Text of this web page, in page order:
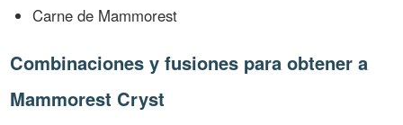
Carne de Mammorest
Combinaciones y fusiones para obtener a
Mammorest Cryst